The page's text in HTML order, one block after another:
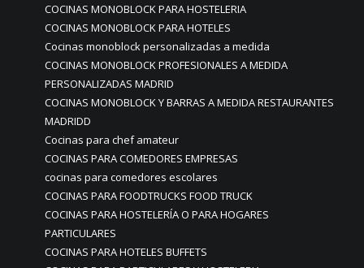
COCINAS MONOBLOCK PARA HOSTELERIA
COCINAS MONOBLOCK PARA HOTELES
Cocinas monoblock personalizadas a medida
COCINAS MONOBLOCK PROFESIONALES A MEDIDA
PERSONALIZADAS MADRID
COCINAS MONOBLOCK Y BARRAS A MEDIDA RESTAURANTES
MADRIDD
Cocinas para chef amateur
COCINAS PARA COMEDORES EMPRESAS
cocinas para comedores escolares
COCINAS PARA FOODTRUCKS FOOD TRUCK
COCINAS PARA HOSTELERÍA O PARA HOGARES
PARTICULARES
COCINAS PARA HOTELES BUFFETS